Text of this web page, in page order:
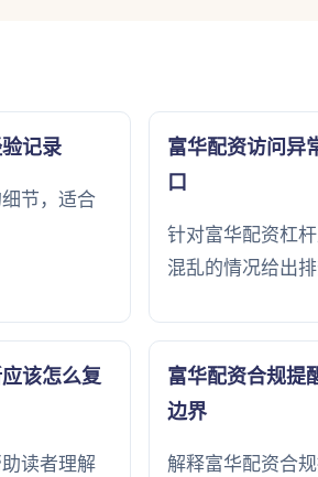
记录
节，适合
富华配资访问异
口
针对富华配资杠
混乱的情况给出排
该怎么复
读者理解
富华配资合规提
边界
解释富华配资合